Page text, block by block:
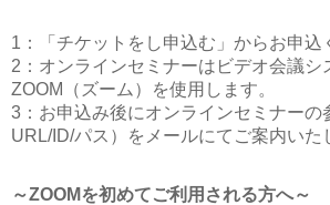
1：「チケットをし申込む」からお申込
2：オンラインセミナーはビデオ会議シ
ZOOM（ズーム）を使用します。
3：お申込み後にオンラインセミナーの
URL/ID/パス）をメールにてご案内いた
～ZOOMを初めてご利用される方へ～